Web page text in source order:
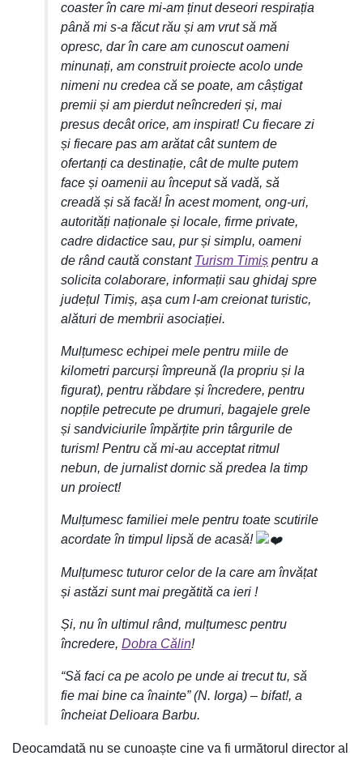
coaster în care mi-am ținut deseori respirația
până mi s-a făcut rău și am vrut să mă
opresc, dar în care am cunoscut oameni
minunați, am construit proiecte acolo unde
nimeni nu credea că se poate, am câștigat
premii și am pierdut neîncrederi și, mai
presus decât orice, am inspirat! Cu fiecare zi
și fiecare pas am arătat cât suntem de
ofertanți ca destinație, cât de multe putem
face și oamenii au început să vadă, să
creadă și să facă! În acest moment, ong-uri,
autorități naționale și locale, firme private,
cadre didactice sau, pur și simplu, oameni
de rând caută constant Turism Timiș pentru a
solicita colaborare, informații sau ghidaj spre
județul Timiș, așa cum l-am creionat turistic,
alături de membrii asociației.
Mulțumesc echipei mele pentru miile de
kilometri parcurși împreună (la propriu și la
figurat), pentru răbdare și încredere, pentru
nopțile petrecute pe drumuri, bagajele grele
și sandviciurile împărțite prin târgurile de
turism! Pentru că mi-au acceptat ritmul
nebun, de jurnalist dornic să predea la timp
un proiect!
Mulțumesc familiei mele pentru toate scutirile
acordate în timpul lipsă de acasă!
Mulțumesc tuturor celor de la care am învățat
și astăzi sunt mai pregătită ca ieri !
Și, nu în ultimul rând, mulțumesc pentru
încredere, Dobra Călin!
“Să faci ca pe acolo pe unde ai trecut tu, să
fie mai bine ca înainte” (N. Iorga) – bifat!, a
încheiat Delioara Barbu.
Deocamdată nu se cunoaște cine va fi următorul director al